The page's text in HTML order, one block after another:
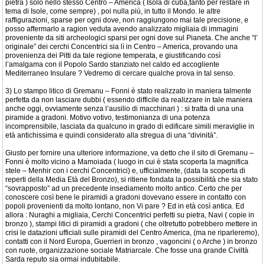
pietra ) solo nello stesso Centro – America ( Isola di cuba,tanto per restare in
tema di Isole, come sempre) , poi nulla più, in tutto il Mondo. le altre
raffigurazioni, sparse per ogni dove, non raggiungono mai tale precisione, e
posso affermarlo a ragion veduta avendo analizzato migliaia di immagini
proveniente da siti archeologici sparsi per ogni dove sul Pianeta. Che anche “l’
originale” dei cerchi Concentrici sia lì in Centro – America, provando una
provenienza dei Pitti da tale regione temperata, e giustificando così
l’amalgama con il Popolo Sardo stanziato nel caldo ed accogliente
Mediterraneo Insulare ? Vedremo di cercare qualche prova in tal senso.
3) Lo stampo litico di Gremanu – Fonni è stato realizzato in maniera talmente
perfetta da non lasciare dubbi ( essendo difficile da realizzare in tale maniera
anche oggi, ovviamente senza l’ausilio di macchinari ) : si tratta di una una
piramide a gradoni. Motivo votivo, testimonianza di una potenza
incomprensibile, lasciata da qualcuno in grado di edificare simili meraviglie in
età antichissima e quindi considerato alla stregua di una “divinità”.
Giusto per fornire una ulteriore informazione, va detto che il sito di Gremanu –
Fonni è molto vicino a Mamoiada ( luogo in cui è stata scoperta la magnifica
stele – Menhir con i cerchi Concentrici) e, ufficialmente, (data la scoperta di
reperti della Media Età del Bronzo), si ritiene fondata la possibilità che sia stato
“sovrapposto” ad un precedente insediamento molto antico. Certo che per
conoscere così bene le piramidi a gradoni dovevano essere in contatto con
popoli provenienti da molto lontano, non Vi pare ? Ed in età così antica. Ed
allora : Nuraghi a migliaia, Cerchi Concentrici perfetti su pietra, Navi ( copie in
bronzo ), stampi litici di piramidi a gradoni ( che oltretutto potrebbero mettere in
crisi le datazioni ufficiali sulle piramidi del Centro America, (ma ne riparleremo),
contatti con il Nord Europa, Guerrieri in bronzo , vagoncini ( o Arche ) in bronzo
con ruote, organizzazione sociale Matriarcale. Che fosse una grande Civiltà
Sarda reputo sia ormai indubitabile.